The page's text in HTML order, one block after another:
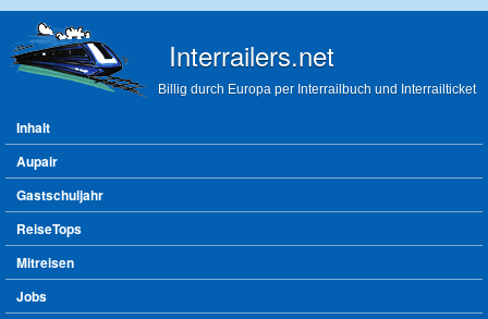
Interrailers.net
Billig durch Europa per Interrailbuch und Interrailticket
Hauptmenü
Inhalt
Aupair
Gastschuljahr
ReiseTops
Mitreisen
Jobs